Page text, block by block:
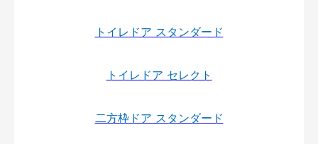
トイレドア スタンダード
トイレドア セレクト
二方枠ドア スタンダード